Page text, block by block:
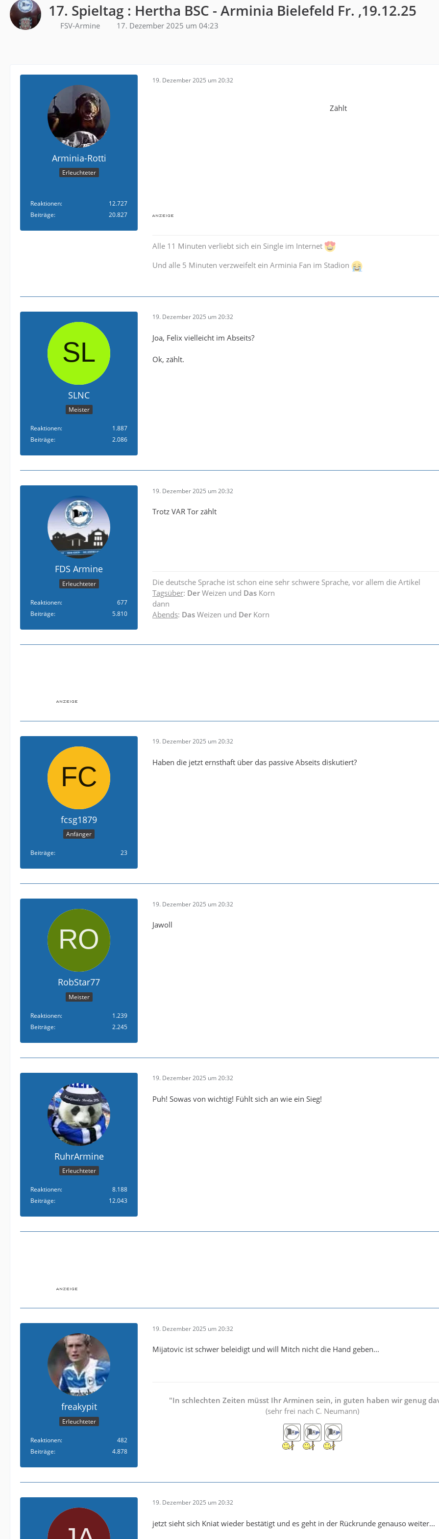
17. Spieltag : Hertha BSC - Arminia Bielefeld Fr. ,19.12.25
FSV-Armine 17. Dezember 2025 um 04:23
Arminia-Rotti
Erleuchteter
Reaktionen
12.727
Beiträge
20.827
19. Dezember 2025 um 20:32
Zählt
Alle 11 Minuten verliebt sich ein Single im Internet
Und alle 5 Minuten verzweifelt ein Arminia Fan im Stadion
SLNC
Meister
Reaktionen
1.887
Beiträge
2.086
19. Dezember 2025 um 20:32
Joa, Felix vielleicht im Abseits?
Ok, zählt.
FDS Armine
Erleuchteter
Reaktionen
677
Beiträge
5.810
19. Dezember 2025 um 20:32
Trotz VAR Tor zählt
Die deutsche Sprache ist schon eine sehr schwere Sprache, vor allem die Artikel
Tagsüber: Der Weizen und Das Korn
dann
Abends: Das Weizen und Der Korn
fcsg1879
Anfänger
Beiträge 23
19. Dezember 2025 um 20:32
Haben die jetzt ernsthaft über das passive Abseits diskutiert?
RobStar77
Meister
Reaktionen
1.239
Beiträge
2.245
19. Dezember 2025 um 20:32
Jawoll
RuhrArmine
Erleuchteter
Reaktionen
8.188
Beiträge
12.043
19. Dezember 2025 um 20:32
Puh! Sowas von wichtig! Fühlt sich an wie ein Sieg!
freakypit
Erleuchteter
Reaktionen
482
Beiträge
4.878
19. Dezember 2025 um 20:32
Mijatovic ist schwer beleidigt und will Mitch nicht die Hand geben...
"In schlechten Zeiten müsst Ihr Arminen sein, in guten haben wir genug
(sehr frei nach C. Neumann)
19. Dezember 2025 um 20:32
jetzt sieht sich Kniat wieder bestätigt und es geht in der Rückrunde genauso weiter...